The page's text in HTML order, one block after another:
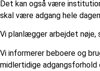
Det kan også være
skal være adgang hele
Vi planlægger arbejdet nøje,
Vi informerer beboere og
midlertidige